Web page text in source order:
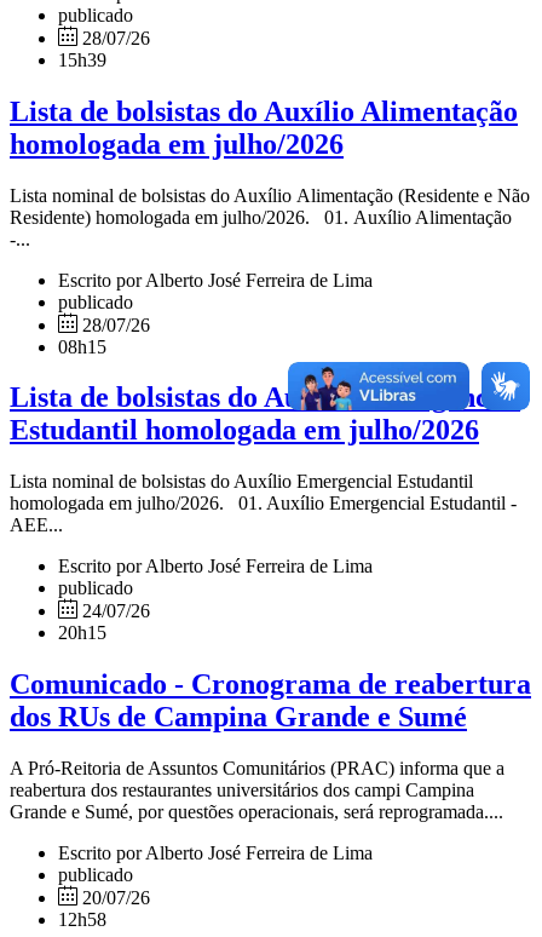
publicado
28/07/26
15h39
Lista de bolsistas do Auxílio Alimentação
homologada em julho/2026
Lista nominal de bolsistas do Auxílio Alimentação (Residente e Não
Residente) homologada em julho/2026. 01. Auxílio Alimentação
-...
Escrito por Alberto José Ferreira de Lima
publicado
28/07/26
08h15
Lista de bolsistas do Auxílio Emergencial
Estudantil homologada em julho/2026
Lista nominal de bolsistas do Auxílio Emergencial Estudantil
homologada em julho/2026. 01. Auxílio Emergencial Estudantil -
AEE...
Escrito por Alberto José Ferreira de Lima
publicado
24/07/26
20h15
Comunicado - Cronograma de reabertura
dos RUs de Campina Grande e Sumé
A Pró-Reitoria de Assuntos Comunitários (PRAC) informa que a
reabertura dos restaurantes universitários dos campi Campina
Grande e Sumé, por questões operacionais, será reprogramada....
Escrito por Alberto José Ferreira de Lima
publicado
20/07/26
12h58